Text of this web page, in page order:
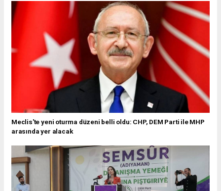
Meclis'te yeni oturma düzeni belli oldu: CHP, DEM Parti ile MHP
arasında yer alacak